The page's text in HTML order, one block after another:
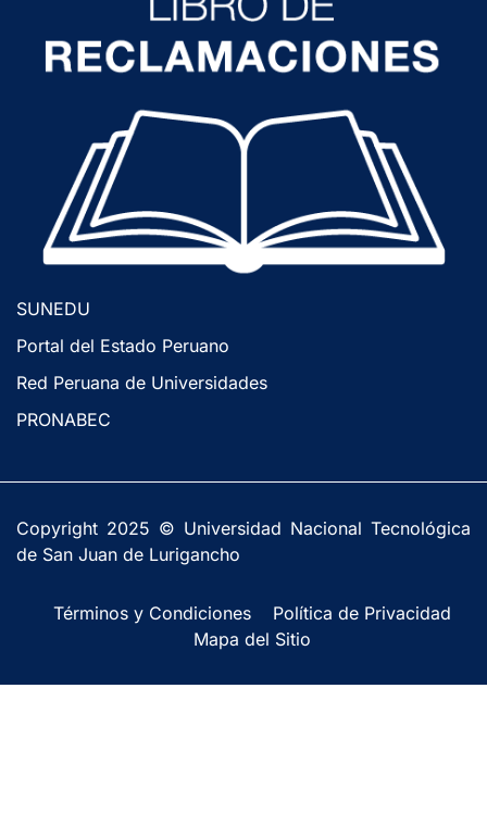
SUNEDU
Portal del Estado Peruano
Red Peruana de Universidades
PRONABEC
Copyright 2025 © Universidad Nacional Tecnológica
de San Juan de Lurigancho
Términos y Condiciones
Política de Privacidad
Mapa del Sitio